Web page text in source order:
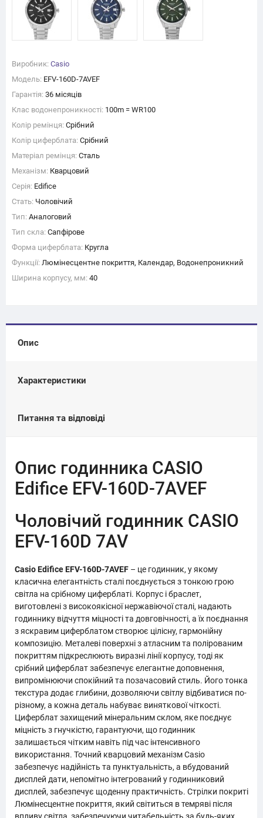
Виробник: Casio
Модель: EFV-160D-7AVEF
Гарантія: 36 місяців
Клас водонепроникності: 100m = WR100
Колір ремінця: Срібний
Колір циферблата: Срібний
Матеріал ремінця: Сталь
Механізм: Кварцовий
Серія: Edifice
Стать: Чоловічий
Тип: Аналоговий
Тип скла: Сапфірове
Форма циферблата: Кругла
Функції: Люмінесцентне покриття, Календар, Водонепроникний
Ширина корпусу, мм: 40
Опис
Характеристики
Питання та відповіді
Опис годинника CASIO
Edifice EFV-160D-7AVEF
Чоловічий годинник CASIO
EFV-160D 7AV
Casio Edifice EFV-160D-7AVEF – це годинник, у якому
класична елегантність сталі поєднується з тонкою грою
світла на срібному циферблаті. Корпус і браслет,
виготовлені з високоякісної нержавіючої сталі, надають
годиннику відчуття міцності та довговічності, а їх поєднання
з яскравим циферблатом створює цілісну, гармонійну
композицію. Металеві поверхні з атласним та полірованим
покриттям підкреслюють виразні лінії корпусу, тоді як
срібний циферблат забезпечує елегантне доповнення,
випромінюючи спокійний та позачасовий стиль. Його тонка
текстура додає глибини, дозволяючи світлу відбиватися по-
різному, а кожна деталь набуває виняткової чіткості.
Циферблат захищений мінеральним склом, яке поєднує
міцність з гнучкістю, гарантуючи, що годинник
залишається чітким навіть під час інтенсивного
використання. Точний кварцовий механізм Casio
забезпечує надійність та пунктуальність, а вбудований
дисплей дати, непомітно інтегрований у годинниковий
дисплей, забезпечує щоденну практичність. Стрілки покриті
Люмінесцентне покриття, який світиться в темряві після